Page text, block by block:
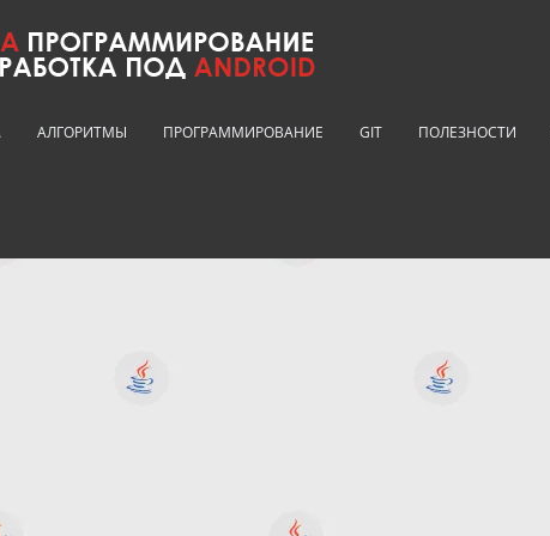
АЛГОРИТМЫ ПРОГРАММИРОВАНИЕ GIT ПОЛЕЗНОСТИ